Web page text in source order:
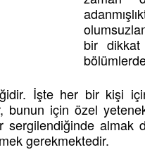
bir dikkat
İşte her bir kişi
bunun için özel
almak
gerekmektedir.